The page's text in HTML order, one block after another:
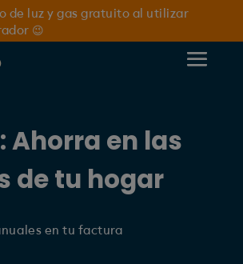
de luz y gas gratuito al utilizar
😉
Ahorra en las
de tu hogar
en tu factura